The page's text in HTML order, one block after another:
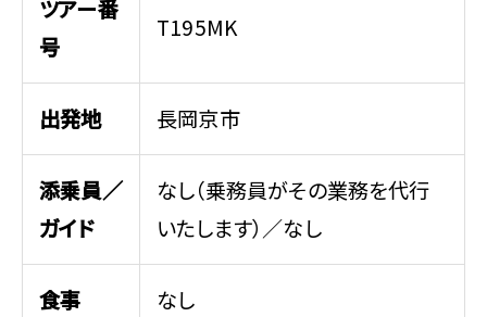
ツアー番
号
T195MK
出発地 長岡京市
添乗員／
ガイド
なし（乗務員がその業務を代行
いたします）／なし
食事 なし